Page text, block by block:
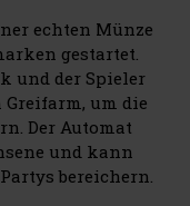
echten Münze
gestartet.
und der Spieler
um die
Der Automat
und kann
bereichern.